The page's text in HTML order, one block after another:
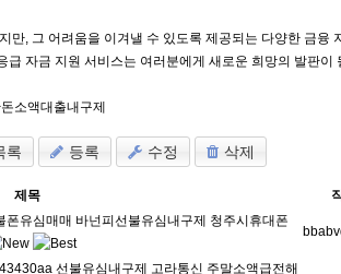
만, 그 어려움을 이겨낼 수 있도록 제공되는 다양한 금융
자금 지원 서비스는 여러분에게 새로운 희망의 발판이
소액대출내구제
록 등록 수정 삭제
제목
유심매매 바넌피선불유심내구제 청주시휴대폰
선불유심내구제 고라통신 주말소액급전해